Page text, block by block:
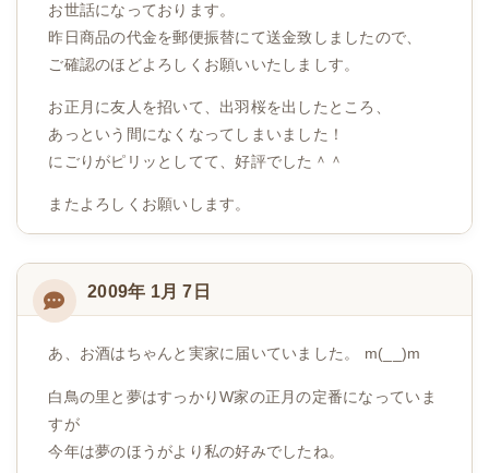
お世話になっております。
昨日商品の代金を郵便振替にて送金致しましたので、
ご確認のほどよろしくお願いいたしましす。
お正月に友人を招いて、出羽桜を出したところ、
あっという間になくなってしまいました！
にごりがピリッとしてて、好評でした＾＾
またよろしくお願いします。
2009年 1月 7日
あ、お酒はちゃんと実家に届いていました。 m(__)m
白鳥の里と夢はすっかりW家の正月の定番になっていま
すが
今年は夢のほうがより私の好みでしたね。